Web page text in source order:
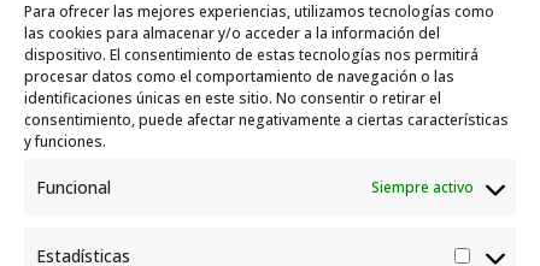
Para ofrecer las mejores experiencias, utilizamos tecnologías como
las cookies para almacenar y/o acceder a la información del
dispositivo. El consentimiento de estas tecnologías nos permitirá
procesar datos como el comportamiento de navegación o las
identificaciones únicas en este sitio. No consentir o retirar el
consentimiento, puede afectar negativamente a ciertas características
y funciones.
Funcional Siempre activo
Estadísticas
Garelli-Refugio: Acciones de empleo en el
marco del Sistema de Acogida de Protección
Internacional 10 julio, 2026